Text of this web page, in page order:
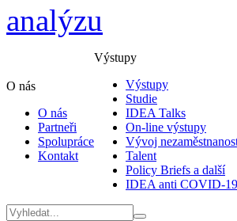
O nás
O nás
Partneři
Spolupráce
Kontakt
Výstupy
Výstupy
Studie
IDEA Talks
On-line výstupy
Vývoj
Talent
Policy Briefs a další
IDEA anti COVID-19